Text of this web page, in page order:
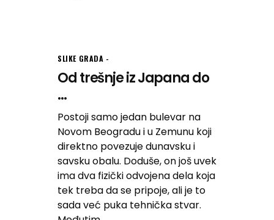
SLIKE GRADA
Od trešnje iz Japana do
...
Postoji samo jedan bulevar na
Novom Beogradu i u Zemunu koji
direktno povezuje dunavsku i
savsku obalu. Doduše, on još uvek
ima dva fizički odvojena dela koja
tek treba da se pripoje, ali je to
sada već puka tehnička stvar.